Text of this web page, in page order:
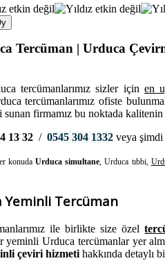
Tercüman | Urduca
tercümanlarımız sizler için en
tercümanlarımız ofiste
sunan firmamız bu noktada
13 32 / 0545 304 1332 veya
konudaUrduca simultane , Urduca tıbbi,
Yeminli Tercüman
ile birlikte size özel
yeminli Urduca tercümanlar yer
çeviri hizmeti hakkında detaylı